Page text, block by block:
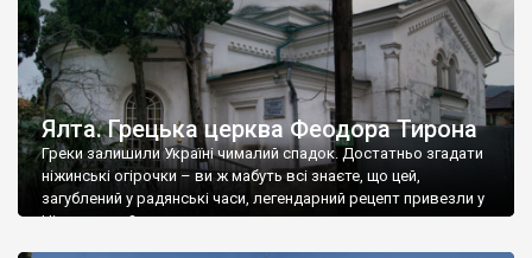
Ялта. Грецька церква Феодора Тирона
Греки залишили Україні чималий спадок. Достатньо згадати
ніжинські огірочки – ви ж мабуть всі знаєте, що цей,
загублений у радянські часи, легендарний рецепт привезли у
Ніжин греки?